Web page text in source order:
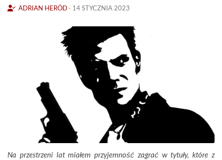
ADRIAN HERÓD · 14 STYCZNIA 2023
Na przestrzeni lat miałem przyjemność zagrać w tytuły, które z